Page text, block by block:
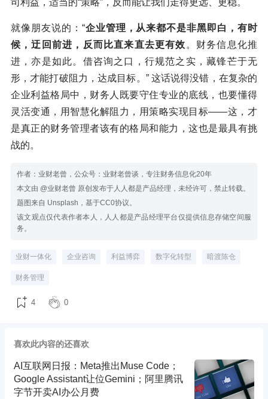
司利益，适当的“策略”，反而能让我们走得更远、更稳。
就像朋友说的：“企业管理，从来都不是非黑即白，有时
候，迂回前进，反而比直来直去更有效 。财务信息化推
进，亦是如此。借咨询之口，行规范之实，藏锋芒于无
形，才能打破阻力，达成目标。” 这话说得没错，在复杂的
企业利益格局中，财务人既要守住专业的底线，也要懂得
灵活变通，用智慧化解阻力，用策略实现目标——这，才
是真正的财务管理者该有的格局和能力，这也是最具有挑
战的。
作者：业财老曾，公众号：业财老曾谈，专注财务信息化20年
本文由 @业财老曾 原创发布于人人都是产品经理，未经许可，禁止转载。
题图来自 Unsplash，基于CC0协议。
该文观点仅代表作者本人，人人都是产品经理平台仅提供信息存储空间服
务。
业财一体化 企业咨询 利益博弈 数字化转型 暗渡陈仓
财务管理
4 0
喜欢此内容的还喜欢
AI互联网日报：Meta推出Muse Code；
Google Assistant让位Gemini；阿里腾讯
字节开卖AI办公月费